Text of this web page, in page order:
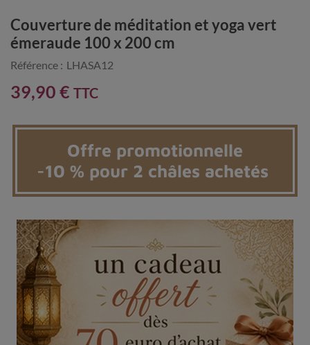
Couverture de méditation et yoga vert
émeraude 100 x 200 cm
Référence : LHASA12
39,90 € TTC
Offre promotionnelle
-10 % pour 2 châles achetés